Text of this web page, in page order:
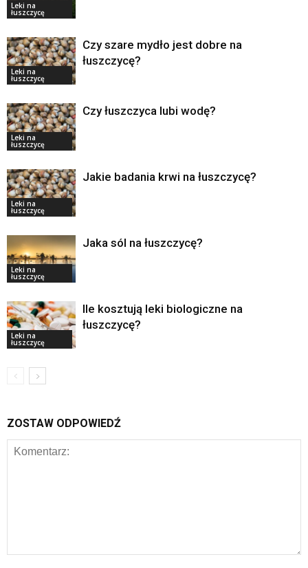
Leki na
łuszczycę
Leki na
łuszczycę
Czy szare mydło jest dobre na
łuszczycę?
Leki na
łuszczycę
Czy łuszczyca lubi wodę?
Leki na
łuszczycę
Jakie badania krwi na łuszczycę?
Leki na
łuszczycę
Jaka sól na łuszczycę?
Leki na
łuszczycę
Ile kosztują leki biologiczne na
łuszczycę?
ZOSTAW ODPOWIEDŹ